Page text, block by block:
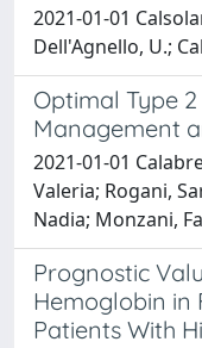
2021-01-01
Dell'Agnello, U.;
Optimal Type
Management
2021-01-01
Valeria; Rogani,
Nadia; Monzani,
Prognostic
Hemoglobin in
Patients With